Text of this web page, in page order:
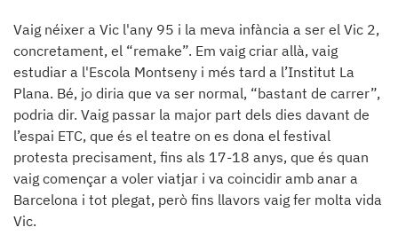
Vaig néixer a Vic l'any 95 i la meva infància a ser el Vic 2,
concretament, el “remake”. Em vaig criar allà, vaig
estudiar a l'Escola Montseny i més tard a l’Institut La
Plana. Bé, jo diria que va ser normal, “bastant de carrer”,
podria dir. Vaig passar la major part dels dies davant de
l’espai ETC, que és el teatre on es dona el festival
protesta precisament, fins als 17-18 anys, que és quan
vaig començar a voler viatjar i va coincidir amb anar a
Barcelona i tot plegat, però fins llavors vaig fer molta vida
Vic.